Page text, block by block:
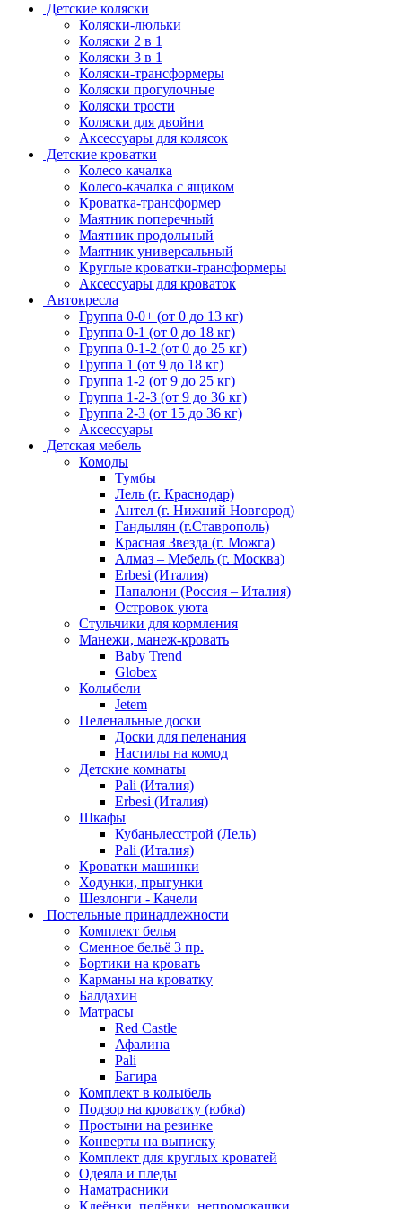
Детские коляски
Коляски-люльки
Коляски 2 в 1
Коляски 3 в 1
Коляски-трансформеры
Коляски прогулочные
Коляски трости
Коляски для двойни
Аксессуары для колясок
Детские кроватки
Колесо качалка
Колесо-качалка с ящиком
Кроватка-трансформер
Маятник поперечный
Маятник продольный
Маятник универсальный
Круглые кроватки-трансформеры
Аксессуары для кроваток
Автокресла
Группа 0-0+ (от 0 до 13 кг)
Группа 0-1 (от 0 до 18 кг)
Группа 0-1-2 (от 0 до 25 кг)
Группа 1 (от 9 до 18 кг)
Группа 1-2 (от 9 до 25 кг)
Группа 1-2-3 (от 9 до 36 кг)
Группа 2-3 (от 15 до 36 кг)
Аксессуары
Детская мебель
Комоды
Тумбы
Лель (г. Краснодар)
Антел (г. Нижний Новгород)
Гандылян (г.Ставрополь)
Красная Звезда (г. Можга)
Алмаз – Мебель (г. Москва)
Erbesi (Италия)
Папалони (Россия – Италия)
Островок уюта
Стульчики для кормления
Манежи, манеж-кровать
Baby Trend
Globex
Колыбели
Jetem
Пеленальные доски
Доски для пеленания
Настилы на комод
Детские комнаты
Pali (Италия)
Erbesi (Италия)
Шкафы
Кубаньлесстрой (Лель)
Pali (Италия)
Кроватки машинки
Ходунки, прыгунки
Шезлонги - Качели
Постельные принадлежности
Комплект белья
Сменное бельё 3 пр.
Бортики на кровать
Карманы на кроватку
Балдахин
Матрасы
Red Castle
Афалина
Pali
Багира
Комплект в колыбель
Подзор на кроватку (юбка)
Простыни на резинке
Конверты на выписку
Комплект для круглых кроватей
Одеяла и пледы
Наматрасники
Клеёнки, пелёнки, непромокашки.